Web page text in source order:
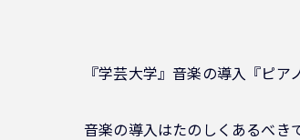
『学芸大学』音楽の導入『ピア
音楽の導入はたのしくあるべき